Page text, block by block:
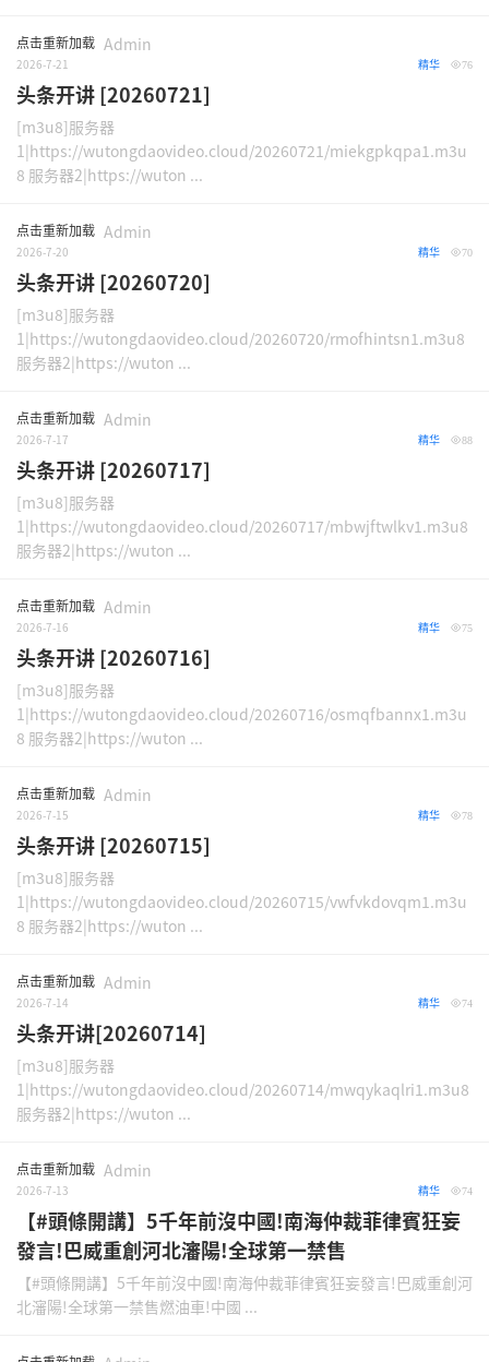
点击重新加载 Admin
2026-7-21 76
精华
头条开讲 [20260721]
[m3u8]服务器
1|https://wutongdaovideo.cloud/20260721/miekgpkqpa1.m3u
8 服务器2|https://wuton ...
点击重新加载 Admin
2026-7-20 70
精华
头条开讲 [20260720]
[m3u8]服务器
1|https://wutongdaovideo.cloud/20260720/rmofhintsn1.m3u8
服务器2|https://wuton ...
点击重新加载 Admin
2026-7-17 88
精华
头条开讲 [20260717]
[m3u8]服务器
1|https://wutongdaovideo.cloud/20260717/mbwjftwlkv1.m3u8
服务器2|https://wuton ...
点击重新加载 Admin
2026-7-16 75
精华
头条开讲 [20260716]
[m3u8]服务器
1|https://wutongdaovideo.cloud/20260716/osmqfbannx1.m3u
8 服务器2|https://wuton ...
点击重新加载 Admin
2026-7-15 78
精华
头条开讲 [20260715]
[m3u8]服务器
1|https://wutongdaovideo.cloud/20260715/vwfvkdovqm1.m3u
8 服务器2|https://wuton ...
点击重新加载 Admin
2026-7-14 74
精华
头条开讲[20260714]
[m3u8]服务器
1|https://wutongdaovideo.cloud/20260714/mwqykaqlri1.m3u8
服务器2|https://wuton ...
点击重新加载 Admin
2026-7-13 74
精华
【#頭條開講】5千年前沒中國!南海仲裁菲律賓狂妄
發言!巴威重創河北瀋陽!全球第一禁售
【#頭條開講】5千年前沒中國!南海仲裁菲律賓狂妄發言!巴威重創河
北瀋陽!全球第一禁售燃油車!中國 ...